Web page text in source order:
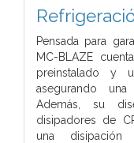
Pensada para
MC-BLAZE
preinstalado y
asegurando una
Además, su
disipadores de
una